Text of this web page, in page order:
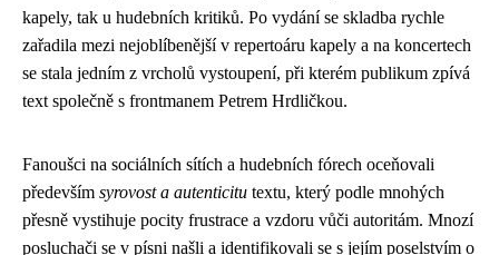
kapely, tak u hudebních kritiků. Po vydání se skladba rychle
zařadila mezi nejoblíbenější v repertoáru kapely a na koncertech
se stala jedním z vrcholů vystoupení, při kterém publikum zpívá
text společně s frontmanem Petrem Hrdličkou.
Fanoušci na sociálních sítích a hudebních fórech oceňovali
především syrovost a autenticitu textu, který podle mnohých
přesně vystihuje pocity frustrace a vzdoru vůči autoritám. Mnozí
posluchači se v písni našli a identifikovali se s jejím poselstvím o